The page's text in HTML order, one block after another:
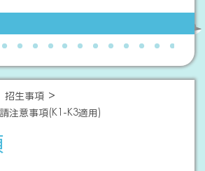
招生事項
注意事項(K1-K3適用)